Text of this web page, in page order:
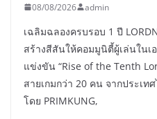
08/08/2026 admin
เฉลิมฉลองครบรอบ 1 ปี
สร้างสีสันให้คอมมูนิตี้ผู้เล่นในเ
แข่งขัน “Rise of the Tenth
สายเกมกว่า 20 คน จากประเ
โดย PRIMKUNG,